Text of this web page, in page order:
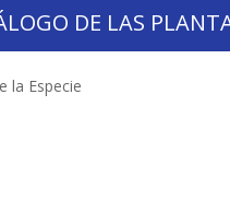
DE LAS
la Especie